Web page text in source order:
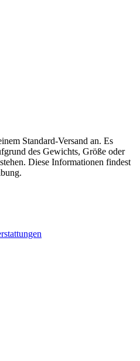
Standard-Versand an. Es
des Gewichts, Größe oder
Diese Informationen findest